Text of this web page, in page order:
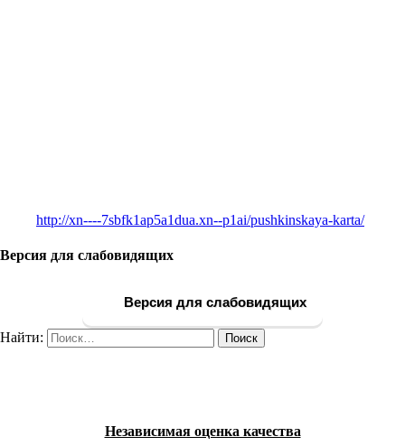
http://xn----7sbfk1ap5a1dua.xn--p1ai/pushkinskaya-karta/
Версия для слабовидящих
Версия для слабовидящих
Найти:
Независимая оценка качества